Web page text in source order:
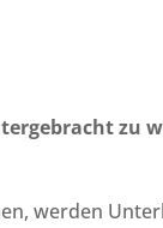
zu
werden